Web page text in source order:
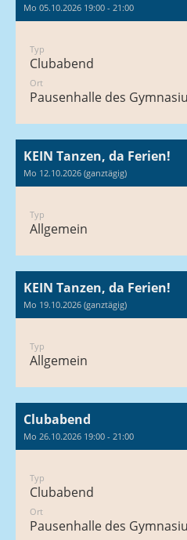
Mo 05.10.2026 19:00 - 21:00
Typ
Clubabend
Ort
Pausenhalle des
KEIN Tanzen, da Ferien!
Mo 12.10.2026 (ganztägig)
Typ
Allgemein
KEIN Tanzen, da Ferien!
Mo 19.10.2026 (ganztägig)
Typ
Allgemein
Clubabend
Mo 26.10.2026 19:00 - 21:00
Typ
Clubabend
Ort
Pausenhalle des